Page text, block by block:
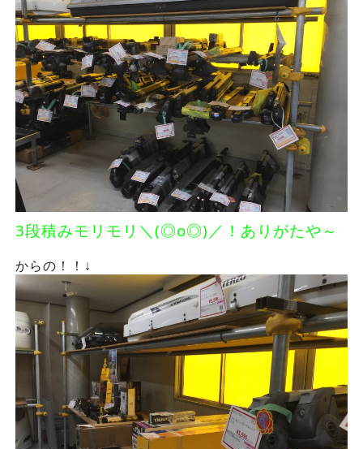
3段積みモリモリ＼(◎o◎)／！ ありがたや～
からの！！↓